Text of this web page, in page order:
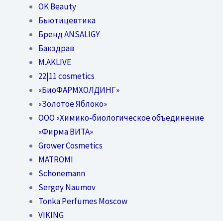
OK Beauty
Бьютицевтика
Бренд ANSALIGY
Бакздрав
M.AKLIVE
22|11 cosmetics
«БиоФАРМХОЛДИНГ»
«Золотое Яблоко»
OOO «Химико-биологическое объединение
«Фирма ВИТА»
Grower Cosmetics
MATROMI
Schonemann
Sergey Naumov
Tonka Perfumes Moscow
VIKING